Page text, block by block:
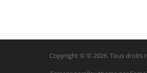
Copyright © © 2026. Tous droits